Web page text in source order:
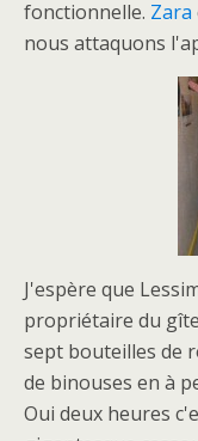
fonctionnelle. Zara
nous attaquons
J'espère que
propriétaire du
sept bouteilles de
de binouses en à
Oui deux heures